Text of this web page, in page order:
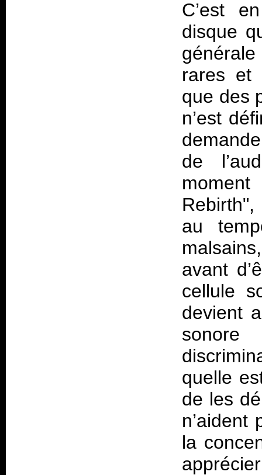
C’est
disque
rares et
que des
n’est
de
au
avant
cellule
devient
sonore
quelle
de les
n’aident
la